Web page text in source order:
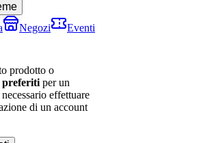
Negozi
Eventi
prodotto o
preferiti per un
effettuare
di un account